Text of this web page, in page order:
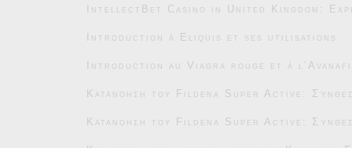
IntellectBet Casino in United Kingdom:
Introduction à Eliquis et ses utilisations
Introduction au Viagra rouge et à
Κατανόηση του Fildena Super Active:
Κατανόηση του Fildena Super Active: